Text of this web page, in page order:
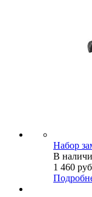
Набор
В
1 460